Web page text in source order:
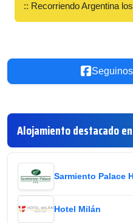
:: Recorriendo Argentina
Alojamiento destacado
Sarmiento Palace
Hotel Milán